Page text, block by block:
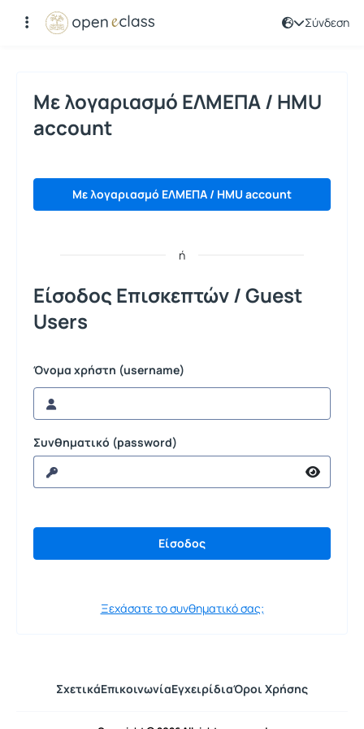
Σύνδεση
Σύνδεση
Με λογαριασμό ΕΛΜΕΠΑ / HMU
account
Με λογαριασμό ΕΛΜΕΠΑ / HMU account
ή
Είσοδος Επισκεπτών / Guest
Users
Όνομα χρήστη (username)
Συνθηματικό (password)
Ξεχάσατε το συνθηματικό σας;
ΣχετικάΕπικοινωνίαΕγχειρίδιαΌροι Χρήσης